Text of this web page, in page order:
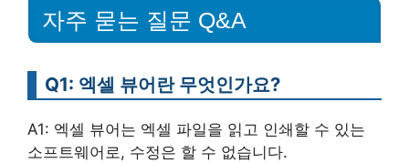
자주 묻는 질문 Q&A
Q1: 엑셀 뷰어란 무엇인가요?
A1: 엑셀 뷰어는 엑셀 파일을 읽고 인쇄할 수 있는
소프트웨어로, 수정은 할 수 없습니다.